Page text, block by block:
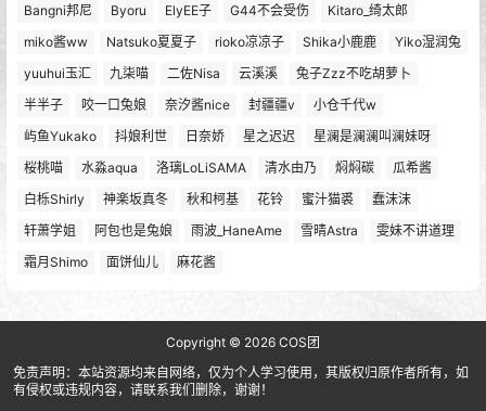
Bangni邦尼 Byoru ElyEE子 G44不会受伤
Kitaro_绮太郎
miko酱ww
Natsuko夏夏子 rioko凉凉子 Shika小鹿鹿
Yiko湿润兔
yuuhui玉汇
九柒喵 二佐Nisa 云溪溪
兔子Zzz不吃胡萝卜
半半子
咬一口兔娘 奈汐酱nice 封疆疆v
小仓千代w
屿鱼Yukako
抖娘利世 日奈娇 星之迟迟
星澜是澜澜叫澜妹呀
桜桃喵
水淼aqua 洛璃LoLiSAMA 清水由乃 焖焖碳
瓜希酱
白栎Shirly
神楽坂真冬 秋和柯基 花铃 蜜汁猫裘
蠢沫沫
轩萧学姐
阿包也是兔娘 雨波_HaneAme 雪晴Astra
雯妹不讲道理
霜月Shimo
面饼仙儿 麻花酱
Copyright © 2026 COS团
免责声明：本站资源均来自网络，仅为个人学习使用，其版权归原作者所有，如
有侵权或违规内容，请联系我们删除，谢谢！